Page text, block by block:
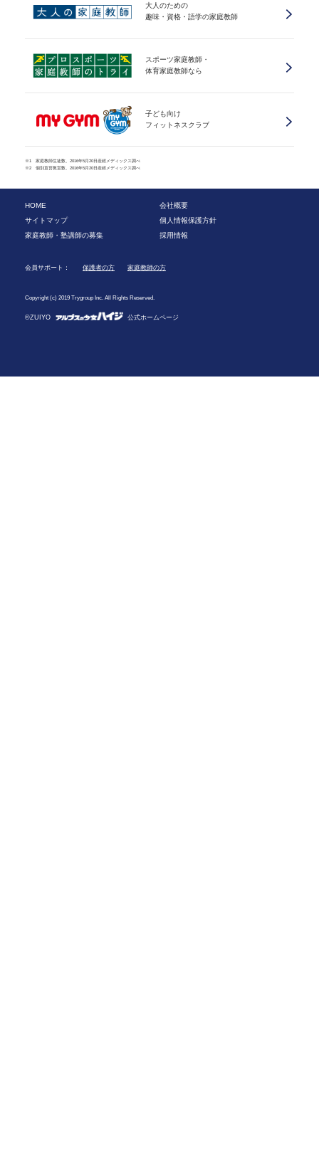
大人のための
趣味・資格・語学の家庭教師
スポーツ家庭教師・
体育家庭教師なら
子ども向け
フィットネスクラブ
※1 家庭教師生徒数、2016年5月20日産經メディックス調べ
※2 個別直営教室数、2016年5月20日産經メディックス調べ
HOME
会社概要
サイトマップ
個人情報保護方針
家庭教師・塾講師の募集
採用情報
会員サポート： 保護者の方 家庭教師の方
Copyright (c) 2019 Trygroup Inc. All Rights Reserved.
©ZUIYO 公式ホームページ